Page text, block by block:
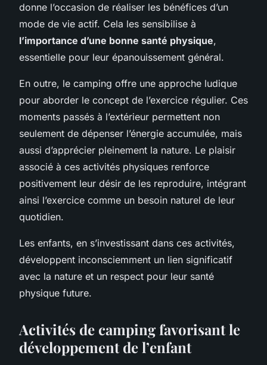
donne l’occasion de réaliser les bénéfices d’un
mode de vie actif. Cela les sensibilise à
l’importance d’une bonne santé physique,
essentielle pour leur épanouissement général.
En outre, le camping offre une approche ludique
pour aborder le concept de l’exercice régulier. Ces
moments passés à l’extérieur permettent non
seulement de dépenser l’énergie accumulée, mais
aussi d’apprécier pleinement la nature. Le plaisir
associé à ces activités physiques renforce
positivement leur désir de les reproduire, intégrant
ainsi l’exercice comme un besoin naturel de leur
quotidien.
Les enfants, en s’investissant dans ces activités,
développent inconsciemment un lien significatif
avec la nature et un respect pour leur santé
physique future.
Activités de camping favorisant le
développement de l’enfant